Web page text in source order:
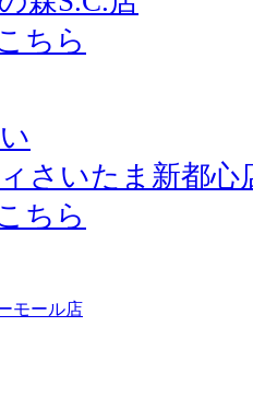
ちら
さいたま新都心
ちら
モール店